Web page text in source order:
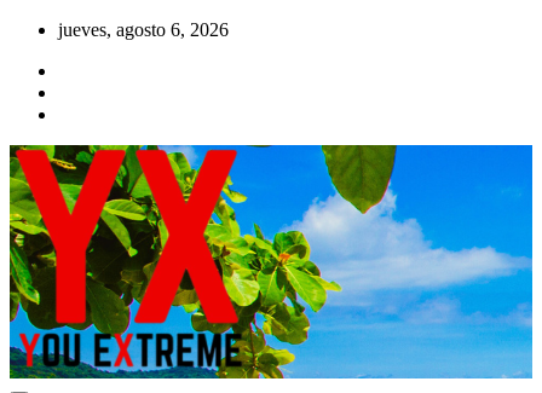
Saltar
contenido
jueves, agosto 6, 2026